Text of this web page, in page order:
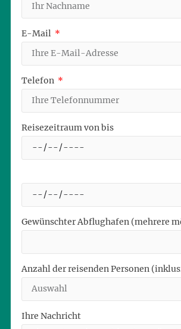
E-Mail
Telefon
Reisezeitraum von bis
Gewünschter Abflughafen (mehrere
Anzahl der reisenden Personen
Ihre Nachricht